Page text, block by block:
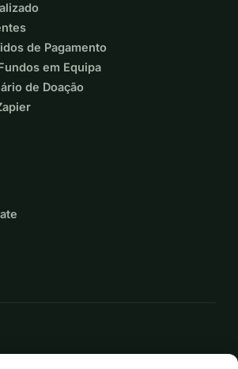
de Pagamento
em Equipa
de Doação